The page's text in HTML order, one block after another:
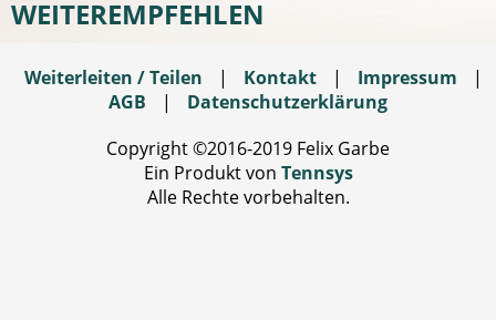
WEITEREMPFEHLEN
Weiterleiten / Teilen | Kontakt | Impressum
|
AGB
|
Datenschutzerklärung
Copyright ©2016-2019 Felix Garbe
Ein Produkt von Tennsys
Alle Rechte vorbehalten.